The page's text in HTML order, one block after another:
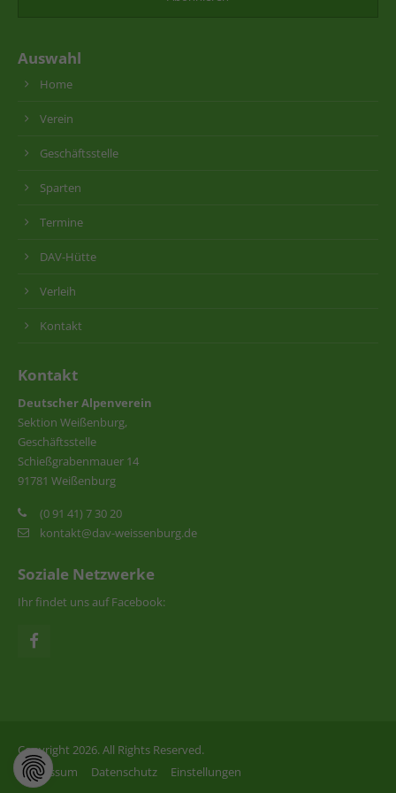
Auswahl
Home
Verein
Geschäftsstelle
Sparten
Termine
DAV-Hütte
Verleih
Kontakt
Kontakt
Deutscher Alpenverein
Sektion Weißenburg,
Geschäftsstelle
Schießgrabenmauer 14
91781 Weißenburg
(0 91 41) 7 30 20
kontakt@dav-weissenburg.de
Soziale Netzwerke
Ihr findet uns auf Facebook:
Copyright 2026. All Rights Reserved.
Impressum
Datenschutz Einstellungen